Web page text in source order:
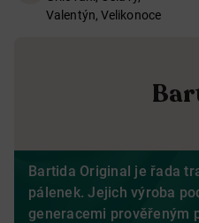
Valentýn, Velikonoce
Bartida Original je řada
pálenek. Jejich výroba
generacemi prověřeným